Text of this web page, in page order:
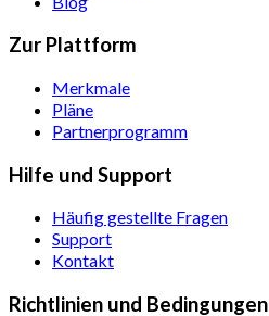
Zur Plattform
Merkmale
Pläne
Partnerprogramm
Hilfe und Support
Häufig gestellte Fragen
Support
Kontakt
Richtlinien und Bedingungen